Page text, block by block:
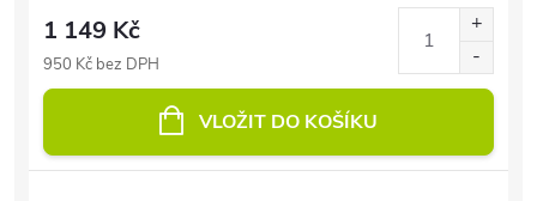
1 149 Kč
950 Kč bez DPH
VLOŽIT DO KOŠÍKU